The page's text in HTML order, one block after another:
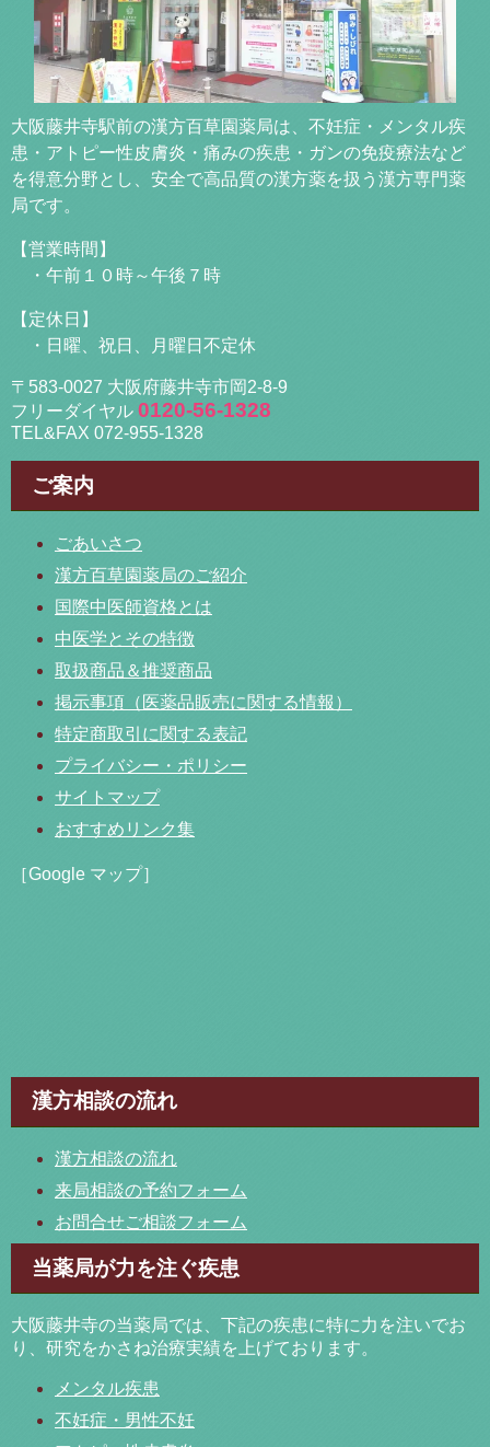
大阪藤井寺駅前の漢方百草園薬局は、不妊症・メンタル疾
患・アトピー性皮膚炎・痛みの疾患・ガンの免疫療法など
を得意分野とし、安全で高品質の漢方薬を扱う漢方専門薬
局です。
【営業時間】
・午前１０時～午後７時
【定休日】
・日曜、祝日、月曜日不定休
〒583-0027 大阪府藤井寺市岡2-8-9
フリーダイヤル 0120-56-1328
TEL&FAX 072-955-1328
ご案内
ごあいさつ
漢方百草園薬局のご紹介
国際中医師資格とは
中医学とその特徴
取扱商品＆推奨商品
掲示事項（医薬品販売に関する情報）
特定商取引に関する表記
プライバシー・ポリシー
サイトマップ
おすすめリンク集
［Google マップ］
漢方相談の流れ
漢方相談の流れ
来局相談の予約フォーム
お問合せご相談フォーム
当薬局が力を注ぐ疾患
大阪藤井寺の当薬局では、下記の疾患に特に力を注いでお
り、研究をかさね治療実績を上げております。
メンタル疾患
不妊症・男性不妊